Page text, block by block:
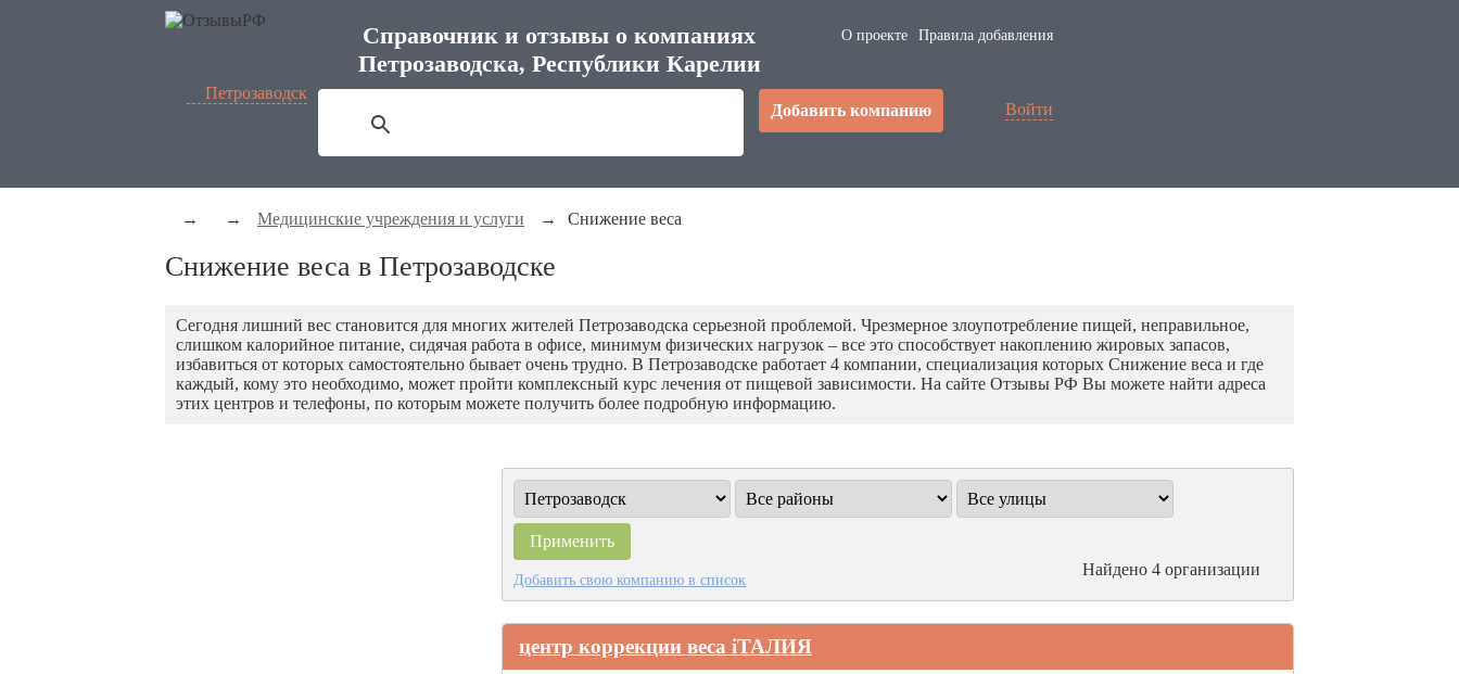
Справочник и отзывы о компаниях
Петрозаводска, Республики Карелии
О проекте Правила добавления
Петрозаводск
Добавить компанию
Войти
→ → Медицинские учреждения и услуги → Снижение веса
Снижение веса в Петрозаводске
Сегодня лишний вес становится для многих жителей Петрозаводска серьезной проблемой. Чрезмерное злоупотребление пищей, неправильное,
слишком калорийное питание, сидячая работа в офисе, минимум физических нагрузок – все это способствует накоплению жировых запасов,
избавиться от которых самостоятельно бывает очень трудно. В Петрозаводске работает 4 компании, специализация которых Снижение веса и где
каждый, кому это необходимо, может пройти комплексный курс лечения от пищевой зависимости. На сайте Отзывы РФ Вы можете найти адреса
этих центров и телефоны, по которым можете получить более подробную информацию.
Добавить свою компанию в список
Найдено 4 организации
центр коррекции веса iТАЛИЯ